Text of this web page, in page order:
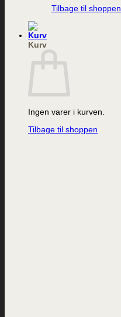
Tilbage til shoppen
Kurv
Ingen varer i kurven.
Tilbage til shoppen